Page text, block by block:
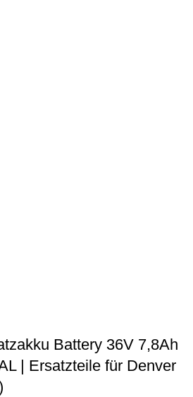
Battery 36V 7,8Ah
| Ersatzteile für Denver